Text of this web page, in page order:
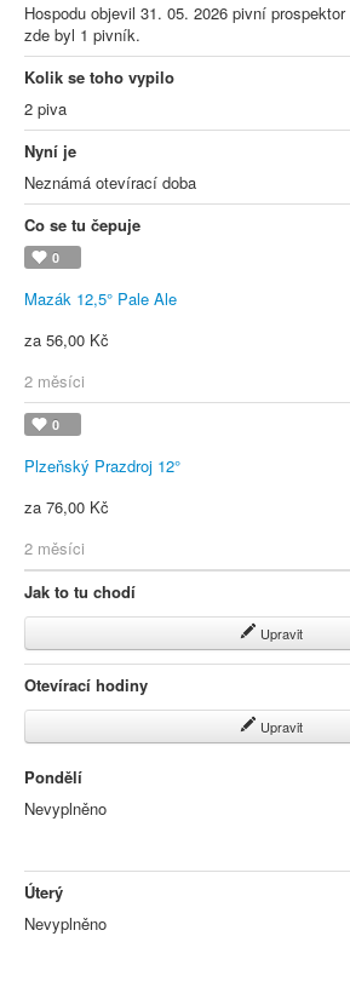
Hospodu objevil 31. 05. 2026 pivní prospektor
zde byl 1 pivník.
Kolik se toho vypilo
2 piva
Nyní je
Neznámá otevírací doba
Co se tu čepuje
0
Mazák 12,5° Pale Ale
za 56,00 Kč
2 měsíci
0
Plzeňský Prazdroj 12°
za 76,00 Kč
2 měsíci
Jak to tu chodí
Upravit
Otevírací hodiny
Upravit
Pondělí
Nevyplněno
Úterý
Nevyplněno